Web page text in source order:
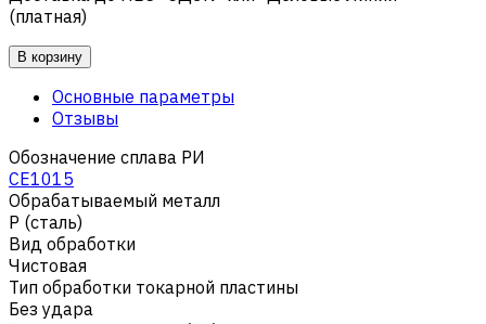
(платная)
В корзину
Основные параметры
Отзывы
Обозначение сплава РИ
CE1015
Обрабатываемый металл
Р (сталь)
Вид обработки
Чистовая
Тип обработки токарной пластины
Без удара